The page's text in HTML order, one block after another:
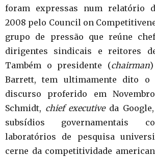
foram expressas num relatório
2008 pelo Council on
grupo de pressão que reúne
dirigentes sindicais e reitores
Também o presidente (chairman
Barrett, tem ultimamente dito o
discurso proferido em
Schmidt, chief executiveda
subsídios governamentais
laboratórios de pesquisa
cerne da competitividade